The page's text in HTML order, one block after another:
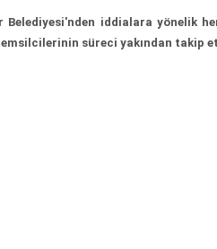
Belediyesi'nden iddialara yönelik
süreci yakından takip